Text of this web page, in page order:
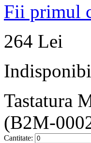
Fii primul
264 Lei
Tastatura
(B2M-
Cantitate: